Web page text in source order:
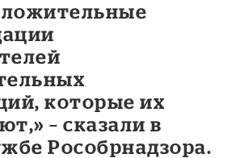
которые их
– сказали в
Рособрнадзора.